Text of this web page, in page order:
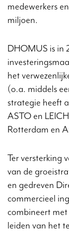
medewerkers
miljoen.
DHOMUS is in
het
(o.a. middels
strategie heeft
ASTO en
Rotterdam en
Ter versterking
van de
en gedreven
commercieel
combineert
leiden van het